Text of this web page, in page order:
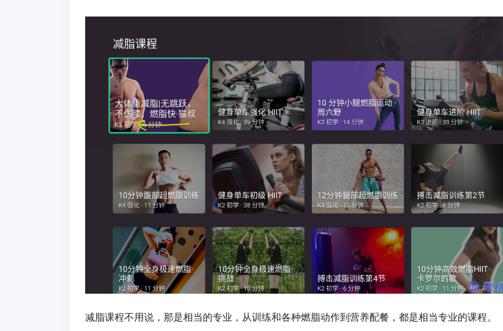
减脂课程不用说，那是相当的专业，从训练和各种燃脂动作到营养配餐，都是相当专业的课程。